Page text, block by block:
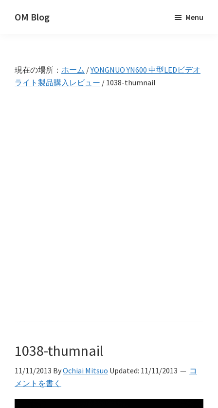
OM Blog Menu
現在の場所： ホーム /YONGNUO YN600 中型LEDビデオ
ライト製品購入レビュー / 1038-thumnail
1038-thumnail
11/11/2013 ByOchiai Mitsuo Updated: 11/11/2013
コ
メントを書く